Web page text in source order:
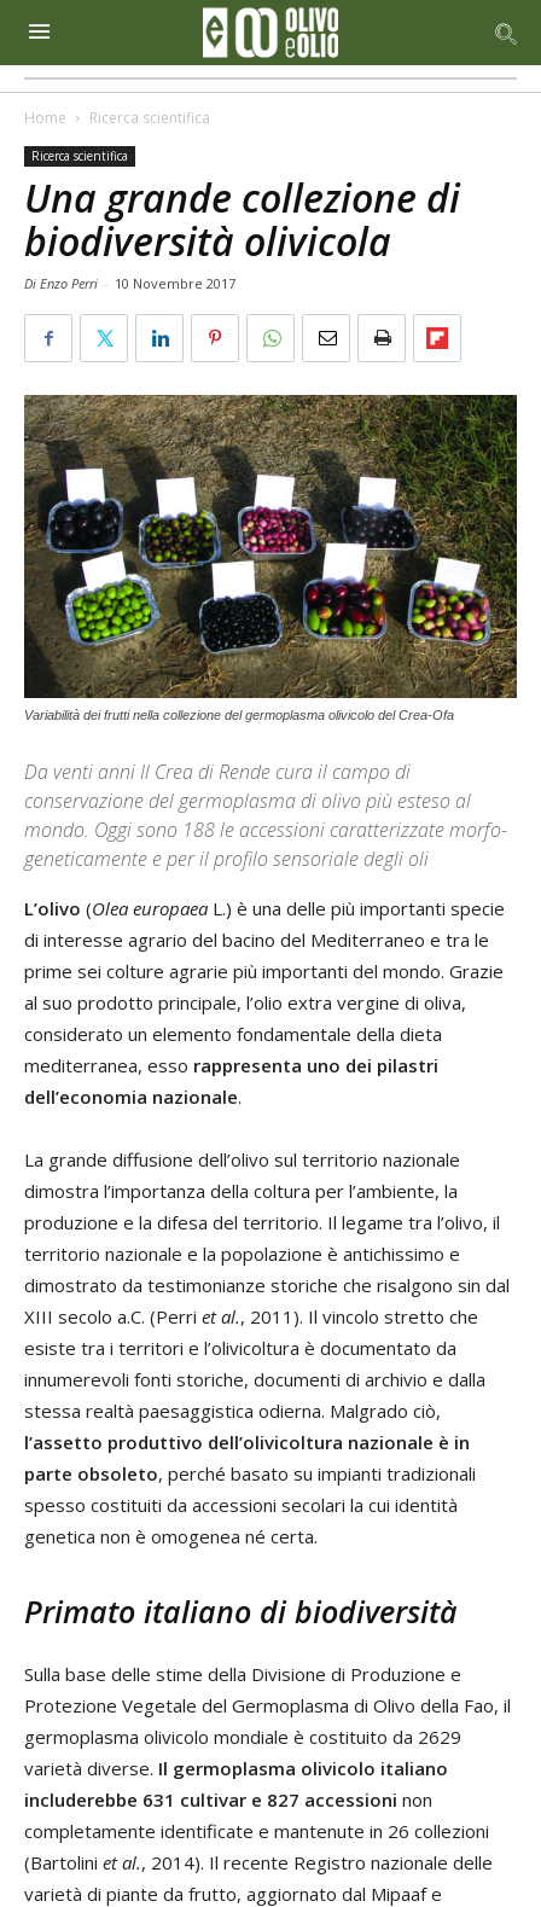
Home Ricerca scientifica
Ricerca scientifica
Una grande collezione di
biodiversità olivicola
Di Enzo Perri - 10 Novembre 2017
Variabilità dei frutti nella collezione del germoplasma olivicolo del Crea-Ofa
Da venti anni Il Crea di Rende cura il campo di
conservazione del germoplasma di olivo più esteso al
mondo. Oggi sono 188 le accessioni caratterizzate morfo-
geneticamente e per il profilo sensoriale degli oli
L’olivo (Olea europaea L.) è una delle più importanti specie
di interesse agrario del bacino del Mediterraneo e tra le
prime sei colture agrarie più importanti del mondo. Grazie
al suo prodotto principale, l’olio extra vergine di oliva,
considerato un elemento fondamentale della dieta
mediterranea, esso rappresenta uno dei pilastri
dell’economia nazionale.
La grande diffusione dell’olivo sul territorio nazionale
dimostra l’importanza della coltura per l’ambiente, la
produzione e la difesa del territorio. Il legame tra l’olivo, il
territorio nazionale e la popolazione è antichissimo e
dimostrato da testimonianze storiche che risalgono sin dal
XIII secolo a.C. (Perri et al., 2011). Il vincolo stretto che
esiste tra i territori e l’olivicoltura è documentato da
innumerevoli fonti storiche, documenti di archivio e dalla
stessa realtà paesaggistica odierna. Malgrado ciò,
l’assetto produttivo dell’olivicoltura nazionale è in
parte obsoleto, perché basato su impianti tradizionali
spesso costituiti da accessioni secolari la cui identità
genetica non è omogenea né certa.
Primato italiano di biodiversità
Sulla base delle stime della Divisione di Produzione e
Protezione Vegetale del Germoplasma di Olivo della Fao, il
germoplasma olivicolo mondiale è costituito da 2629
varietà diverse. Il germoplasma olivicolo italiano
includerebbe 631 cultivar e 827 accessioni non
completamente identificate e mantenute in 26 collezioni
(Bartolini et al., 2014). Il recente Registro nazionale delle
varietà di piante da frutto, aggiornato dal Mipaaf e